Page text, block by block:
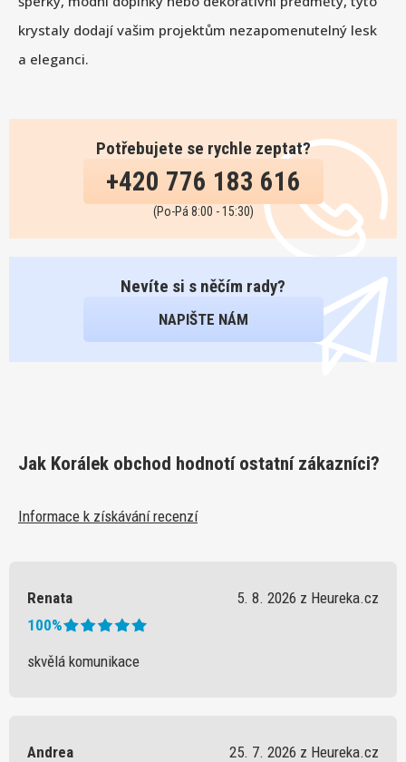
krystaly dodají vašim projektům nezapomenutelný lesk
a eleganci.
Potřebujete se rychle zeptat?
+420 776 183 616
(Po-Pá 8:00 - 15:30)
Nevíte si s něčím rady?
NAPIŠTE NÁM
Jak Korálek obchod hodnotí ostatní zákazníci?
Informace k získávání recenzí
Renata
5. 8. 2026 z Heureka.cz
100%
skvělá komunikace
Andrea
25. 7. 2026 z Heureka.cz